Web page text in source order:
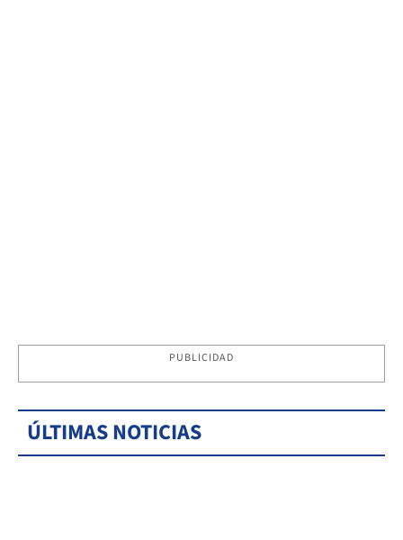
PUBLICIDAD
ÚLTIMAS NOTICIAS